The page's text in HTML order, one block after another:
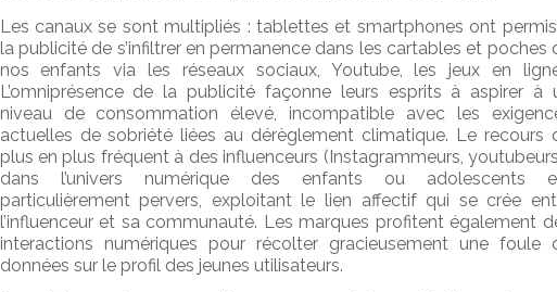
Les canaux se sont multipliés : tablettes et smartphones ont
la publicité de s’infiltrer en permanence dans les cartables et poches
nos enfants via les réseaux sociaux, Youtube, les jeux en
L’omniprésence de la publicité façonne leurs esprits à aspirer à
niveau de consommation élevé, incompatible avec les
actuelles de sobriété liées au dérèglement climatique. Le recours
plus en plus fréquent à des influenceurs (Instagrammeurs,
dans l’univers numérique des enfants ou adolescents
particulièrement pervers, exploitant le lien affectif qui se crée
l’influenceur et sa communauté. Les marques profitent également
interactions numériques pour récolter gracieusement une foule
données sur le profil des jeunes utilisateurs.